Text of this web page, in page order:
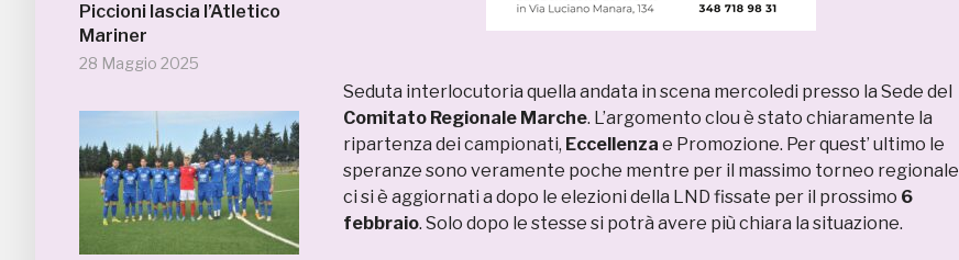
Piccioni lascia l’Atletico
Mariner
28 Maggio 2025
Seduta interlocutoria quella andata in scena mercoledi presso la Sede del
Comitato Regionale Marche. L’argomento clou è stato chiaramente la
ripartenza dei campionati, Eccellenza e Promozione. Per quest’ ultimo le
speranze sono veramente poche mentre per il massimo torneo regionale
ci si è aggiornati a dopo le elezioni della LND fissate per il prossimo 6
febbraio. Solo dopo le stesse si potrà avere più chiara la situazione.